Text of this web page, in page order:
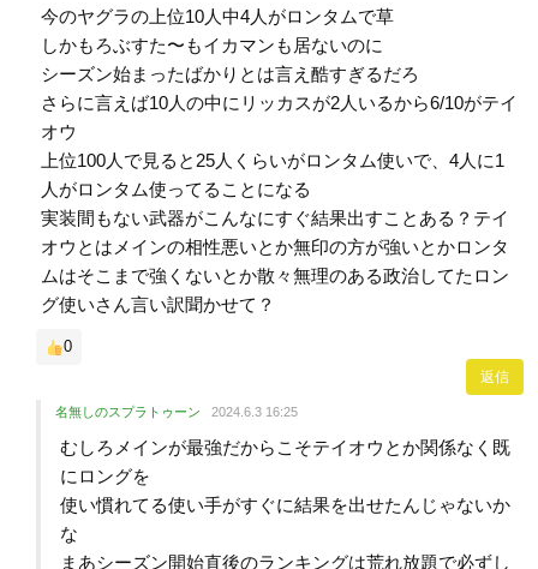
今のヤグラの上位10人中4人がロンタムで草
しかもろぶすた〜もイカマンも居ないのに
シーズン始まったばかりとは言え酷すぎるだろ
さらに言えば10人の中にリッカスが2人いるから6/10がテイ
オウ
上位100人で見ると25人くらいがロンタム使いで、4人に1
人がロンタム使ってることになる
実装間もない武器がこんなにすぐ結果出すことある？テイ
オウとはメインの相性悪いとか無印の方が強いとかロンタ
ムはそこまで強くないとか散々無理のある政治してたロン
グ使いさん言い訳聞かせて？
0
返信
名無しのスプラトゥーン 2024.6.3 16:25
むしろメインが最強だからこそテイオウとか関係なく既
にロングを
使い慣れてる使い手がすぐに結果を出せたんじゃないか
な
まあシーズン開始直後のランキングは荒れ放題で必ずし